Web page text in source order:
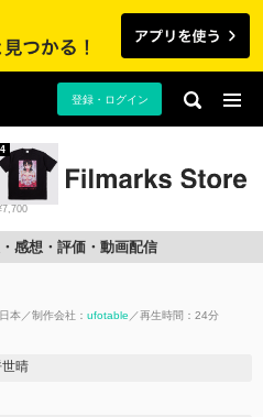
登録・ログイン
4
感想・評価・動画配信
日本 制作会社： ufotable 再生時間：24分
晴